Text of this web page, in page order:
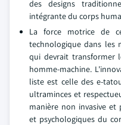
des designs
intégrante du corps
La force motrice de
technologique dans les
qui devrait transformer
homme-machine.
liste est celle des e-
ultraminces et
manière non invasive et
et psychologiques du